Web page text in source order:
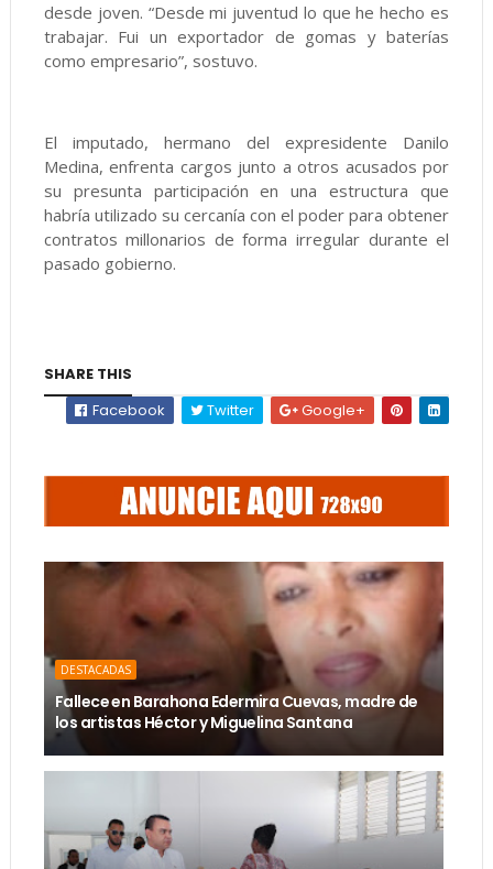
desde joven. “Desde mi juventud lo que he hecho es
trabajar. Fui un exportador de gomas y baterías
como empresario”, sostuvo.
El imputado, hermano del expresidente Danilo
Medina, enfrenta cargos junto a otros acusados por
su presunta participación en una estructura que
habría utilizado su cercanía con el poder para obtener
contratos millonarios de forma irregular durante el
pasado gobierno.
SHARE THIS
Facebook
Twitter Google+
DESTACADAS
Fallece en Barahona Edermira Cuevas, madre de
los artistas Héctor y Miguelina Santana